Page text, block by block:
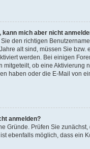
mich aber nicht
den richtigen
alt sind, müssen Sie
werden. Bei einigen
mitgeteilt, ob eine Aktivierung
haben oder die E-Mail von
anmelden?
Gründe. Prüfen Sie
ebenfalls möglich, dass ein